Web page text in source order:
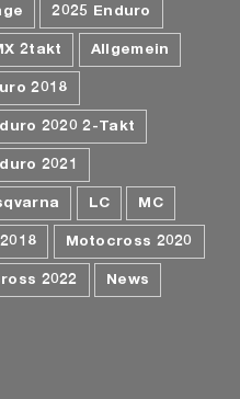
2025 Enduro
2takt Allgemein
2018
2020 2-Takt
2021
LC MC
Motocross 2020
2022 News